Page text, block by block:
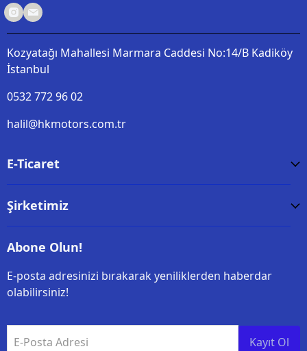
Kozyatağı Mahallesi Marmara Caddesi No:14/B Kadiköy
İstanbul
0532 772 96 02
halil@hkmotors.com.tr
E-Ticaret
Şirketimiz
Abone Olun!
E-posta adresinizi bırakarak yeniliklerden haberdar
olabilirsiniz!
E-Posta Adresi Kayıt Ol